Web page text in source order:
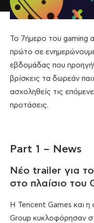
Το 7ήμερο του gaming
πρώτο σε ενημερώνουμε
εβδομάδας που
βρίσκεις τα δωρεάν
ασχοληθείς τις
προτάσεις.
Part 1 – News
Νέο trailer για
στο πλαίσιο του
Η Tencent Games και
Group κυκλοφόρησαν